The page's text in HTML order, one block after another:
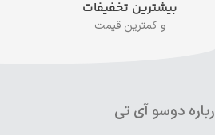
بیشترین تخفیفات
و کمترین قیمت
دوسو آی تی